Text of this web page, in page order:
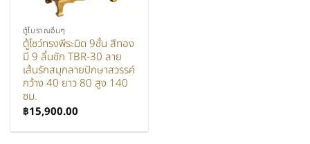
ตู้โบราณอื่นๆ
ตู้โชว์ทรงพีระมิด 9ชั้น สีทอง
มี 9 ลิ้นชัก TBR-30 ลาย
เส้นรักสมุกลายปักษาสวรรค์
กว้าง 40 ยาว 80 สูง 140
ซม.
฿15,900.00